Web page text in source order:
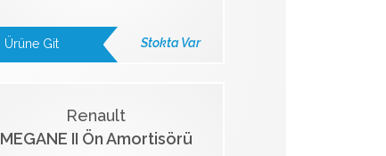
Ürüne Git Stokta Var
Renault
MEGANE II Ön Amortisörü